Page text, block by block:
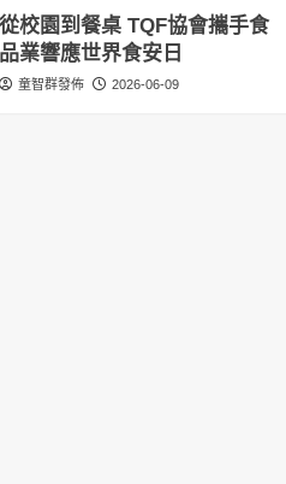
從校園到餐桌 TQF協會攜手食
品業響應世界食安日
童智群發佈 2026-06-09